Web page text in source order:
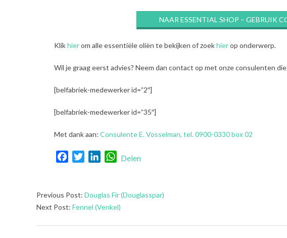
NAAR ESSENTIAL SHOP – GEBRUIK
Klikhierom alle essentiële oliën te bekijken of zoekhierop onderwerp.
Wil je graag eerst advies? Neem dan contact op met onze consulenten
[belfabriek-medewerker id=”2″]
[belfabriek-medewerker id=”35″]
Met dank aan: Consulente E. Vosselman, tel. 0900-0330 box 02
FacebookTwitterLinkedInWhatsApp
Delen
2021-
07-
Previous Post: Douglas Fir (Douglasspar)
Next Post: Fennel (Venkel)